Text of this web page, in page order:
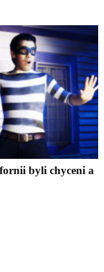
byli chyceni a